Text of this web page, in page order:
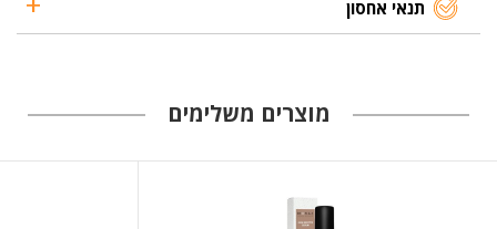
תנאי אחסון
מוצרים משלימים